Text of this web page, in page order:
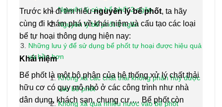
Nguyên lý của bể phốt 2 ngăn
Nguyên lý bể phốt 3 ngăn
Những lưu ý để sử dụng bể phốt tự hoại được hiệu quả
và bền hơn
Không xả các chất thải không phân hủy được
vào bể phốt
Không xả quá nhiều nước vào bể phốt
Trước khi đi tìm hiểunguyên lý bể phốt, ta hãy
cùng đi khám phá về khái niệm và cấu tạo các loại
bể tự hoại thông dụng hiện nay:
Khái niệm
Bể phốt là một bộ phận của hệ thống xử lý chất thải
hữu cơ có quy mô nhỏ ở các công trình như nhà
dân dụng, khách sạn, chung cư,… Bể phốt còn